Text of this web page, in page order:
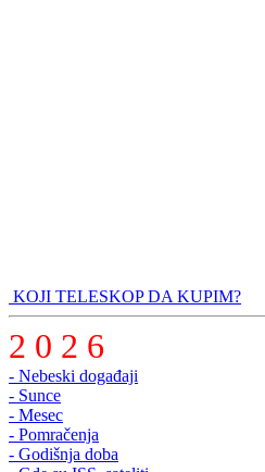
KOJI TELESKOP DA KUPIM?
2 0 2 6
- Nebeski događaji
- Sunce
- Mesec
- Pomračenja
- Godišnja doba